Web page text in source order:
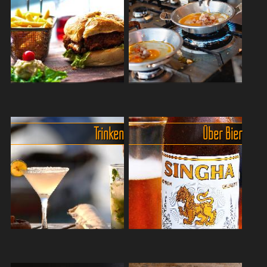
Stimmung, Weltanschauung
und eine Art körnige
Familienzusa...
Thailand gehört das schon
lange zur Esskultur. Vo...
Kids viele Leckereien.Thailand
ist nicht nur ein Paradies für
Strandfans, sondern auch
für kleine Schleckermäuler!
Ob knusprige Satay-Spieße,
...
Wurst,Toast und traurige
Gurkenscheiben.
Wer zum
ersten Mal in Thailand
unterwegs ist, erlebt
morgens manchmal einen
kleinen Kulturschock.
Während man selbst vie...
Trinken
Erfrischende eisgekühlte
Über Bier